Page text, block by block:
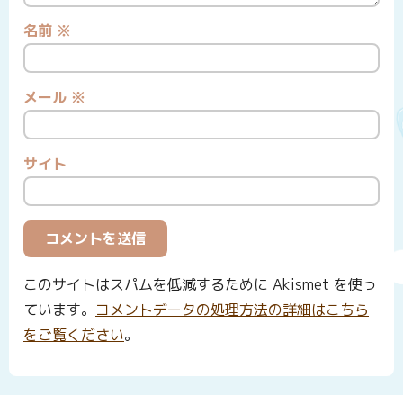
名前 ※
メール ※
サイト
このサイトはスパムを低減するために Akismet を使っ
ています。 コメントデータの処理方法の詳細はこちら
をご覧ください。